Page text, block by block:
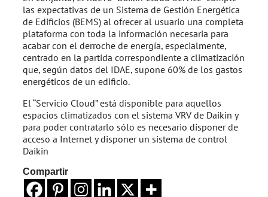
las expectativas de un Sistema de Gestión Energética
de Edificios (BEMS) al ofrecer al usuario una completa
plataforma con toda la información necesaria para
acabar con el derroche de energía, especialmente,
centrado en la partida correspondiente a climatización
que, según datos del IDAE, supone 60% de los gastos
energéticos de un edificio.
El “Servicio Cloud” está disponible para aquellos
espacios climatizados con el sistema VRV de Daikin y
para poder contratarlo sólo es necesario disponer de
acceso a Internet y disponer un sistema de control
Daikin
Compartir